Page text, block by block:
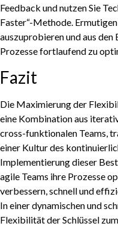
Feedback und nutzen Sie
Faster“-Methode. Ermutigen
auszuprobieren und aus den
Prozesse fortlaufend zu
Fazit
Die Maximierung der
eine Kombination aus
cross-funktionalen Teams,
einer Kultur des
Implementierung dieser
agile Teams ihre Prozesse
verbessern, schnell und
In einer dynamischen und
Flexibilität der Schlüssel